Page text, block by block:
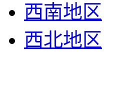
西南地区
西北地区